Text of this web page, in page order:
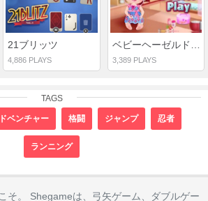
21ブリッツ
4,886 PLAYS 3,389 PLAYS
TAGS
ベンチャー 格闘 ジャンプ 忍者
ランニング
そ。 Shegameは、弓矢ゲーム、ダブルゲー